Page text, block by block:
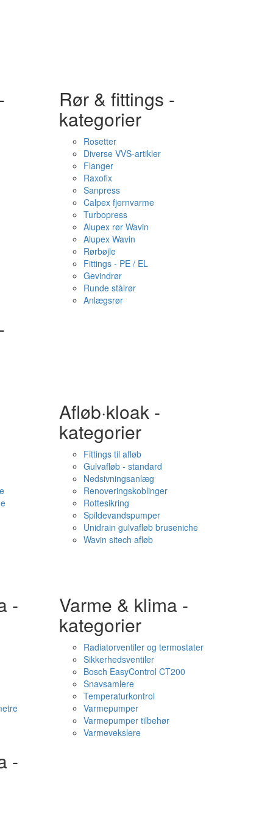
Rør & fittings -
kategorier
Rosetter
Diverse VVS-artikler
Flanger
Raxofix
Sanpress
Calpex fjernvarme
Turbopress
Alupex rør Wavin
Alupex Wavin
Rørbøjle
Fittings - PE / EL
Gevindrør
Runde stålrør
Anlægsrør
Afløb·kloak -
kategorier
Fittings til afløb
Gulvafløb - standard
Nedsivningsanlæg
Renoveringskoblinger
Rottesikring
Spildevandspumper
Unidrain gulvafløb bruseniche
Wavin sitech afløb
- Varme & klima -
kategorier
Radiatorventiler og termostater
Sikkerhedsventiler
Bosch EasyControl CT200
Snavsamlere
Temperaturkontrol
Varmepumper
Varmepumper tilbehør
Varmevekslere
-